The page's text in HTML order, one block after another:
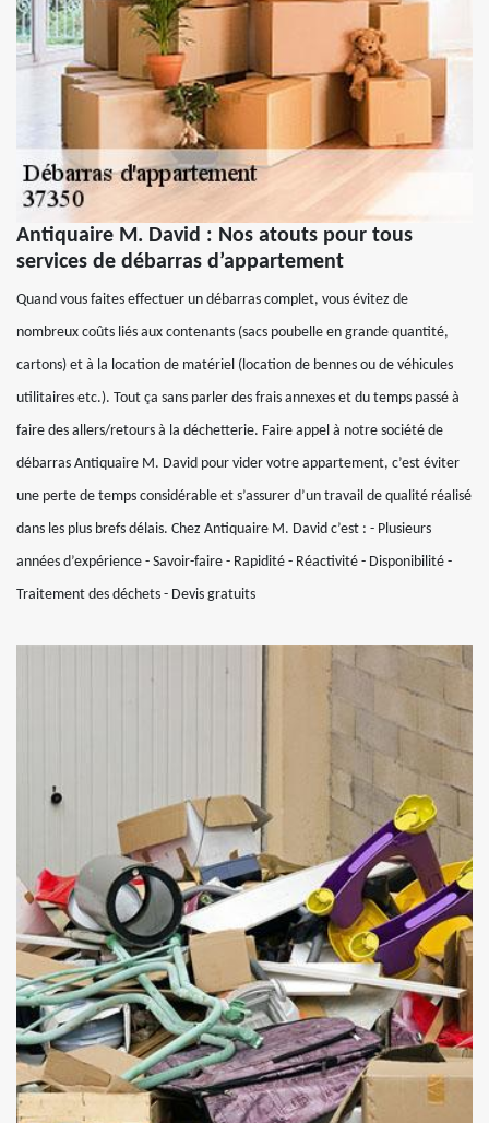
Antiquaire M. David : Nos atouts pour tous
services de débarras d’appartement
Quand vous faites effectuer un débarras complet, vous évitez de
nombreux coûts liés aux contenants (sacs poubelle en grande quantité,
cartons) et à la location de matériel (location de bennes ou de véhicules
utilitaires etc.). Tout ça sans parler des frais annexes et du temps passé à
faire des allers/retours à la déchetterie. Faire appel à notre société de
débarras Antiquaire M. David pour vider votre appartement, c’est éviter
une perte de temps considérable et s’assurer d’un travail de qualité réalisé
dans les plus brefs délais. Chez Antiquaire M. David c’est : - Plusieurs
années d’expérience - Savoir-faire - Rapidité - Réactivité - Disponibilité -
Traitement des déchets - Devis gratuits